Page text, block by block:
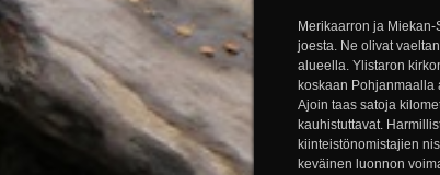
Merikaarron ja
joesta. Ne olivat
alueella. Ylistaron
koskaan Pohjanmaalla
Ajoin taas satoja
kauhistuttavat.
kiinteistönomistajien
keväinen luonnon